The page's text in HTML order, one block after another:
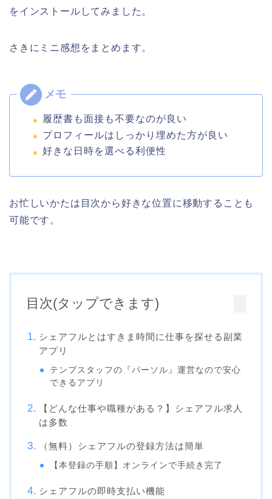
をインストールしてみました。
さきにミニ感想をまとめます。
履歴書も面接も不要なのが良い
プロフィールはしっかり埋めた方が良い
好きな日時を選べる利便性
お忙しいかたは目次から好きな位置に移動することも
可能です。
目次(タップできます)
シェアフルとはすきま時間に仕事を探せる副業
アプリ
テンプスタッフの『パーソル』運営なので安心
できるアプリ
【どんな仕事や職種がある？】シェアフル求人
は多数
（無料）シェアフルの登録方法は簡単
【本登録の手順】オンラインで手続き完了
シェアフルの即時支払い機能